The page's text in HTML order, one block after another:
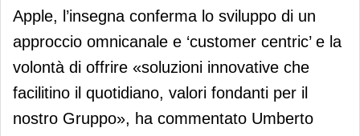
Apple, l’insegna conferma lo sviluppo di un
approccio omnicanale e ‘customer centric’ e la
volontà di offrire «soluzioni innovative che
facilitino il quotidiano, valori fondanti per il
nostro Gruppo», ha commentato Umberto